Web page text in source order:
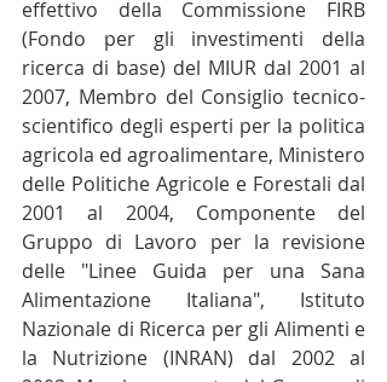
effettivo della Commissione FIRB
(Fondo per gli investimenti della
ricerca di base) del MIUR dal 2001 al
2007, Membro del Consiglio tecnico-
scientifico degli esperti per la politica
agricola ed agroalimentare, Ministero
delle Politiche Agricole e Forestali dal
2001 al 2004, Componente del
Gruppo di Lavoro per la revisione
delle "Linee Guida per una Sana
Alimentazione Italiana", Istituto
Nazionale di Ricerca per gli Alimenti e
la Nutrizione (INRAN) dal 2002 al